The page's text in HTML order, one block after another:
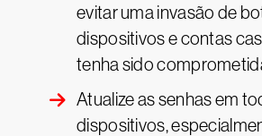
evitar uma invasão de
dispositivos e contas
tenha sido
Atualize as senhas em
dispositivos,